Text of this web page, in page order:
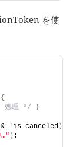
を使
{
処理 */
}
!is_canceled )
…" ) ;